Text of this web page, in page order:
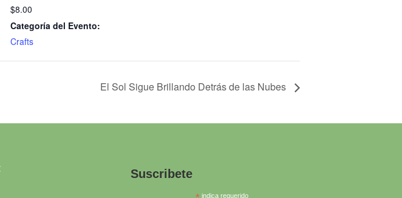
$8.00
Categoría del Evento:
Crafts
El Sol Sigue Brillando Detrás de las Nubes
Suscribete
indica requerido